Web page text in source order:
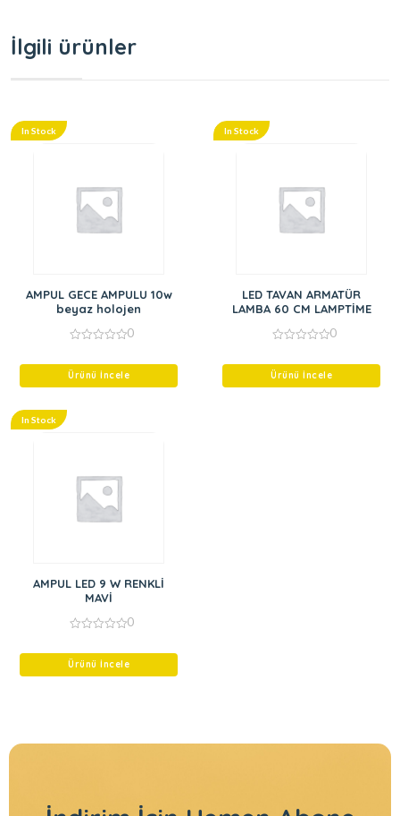
İlgili ürünler
In Stock
AMPUL GECE AMPULU 10w
beyaz holojen
of
0
Ürünü İncele
In Stock
LED TAVAN ARMATÜR
LAMBA 60 CM LAMPTİME
of
0
Ürünü İncele
In Stock
AMPUL LED 9 W RENKLİ
MAVİ
of
0
Ürünü İncele